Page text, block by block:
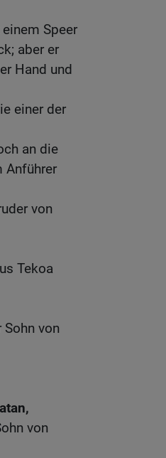
Speer
aber er
Hand und
einer der
an die
Anführer
von
Tekoa
von
von